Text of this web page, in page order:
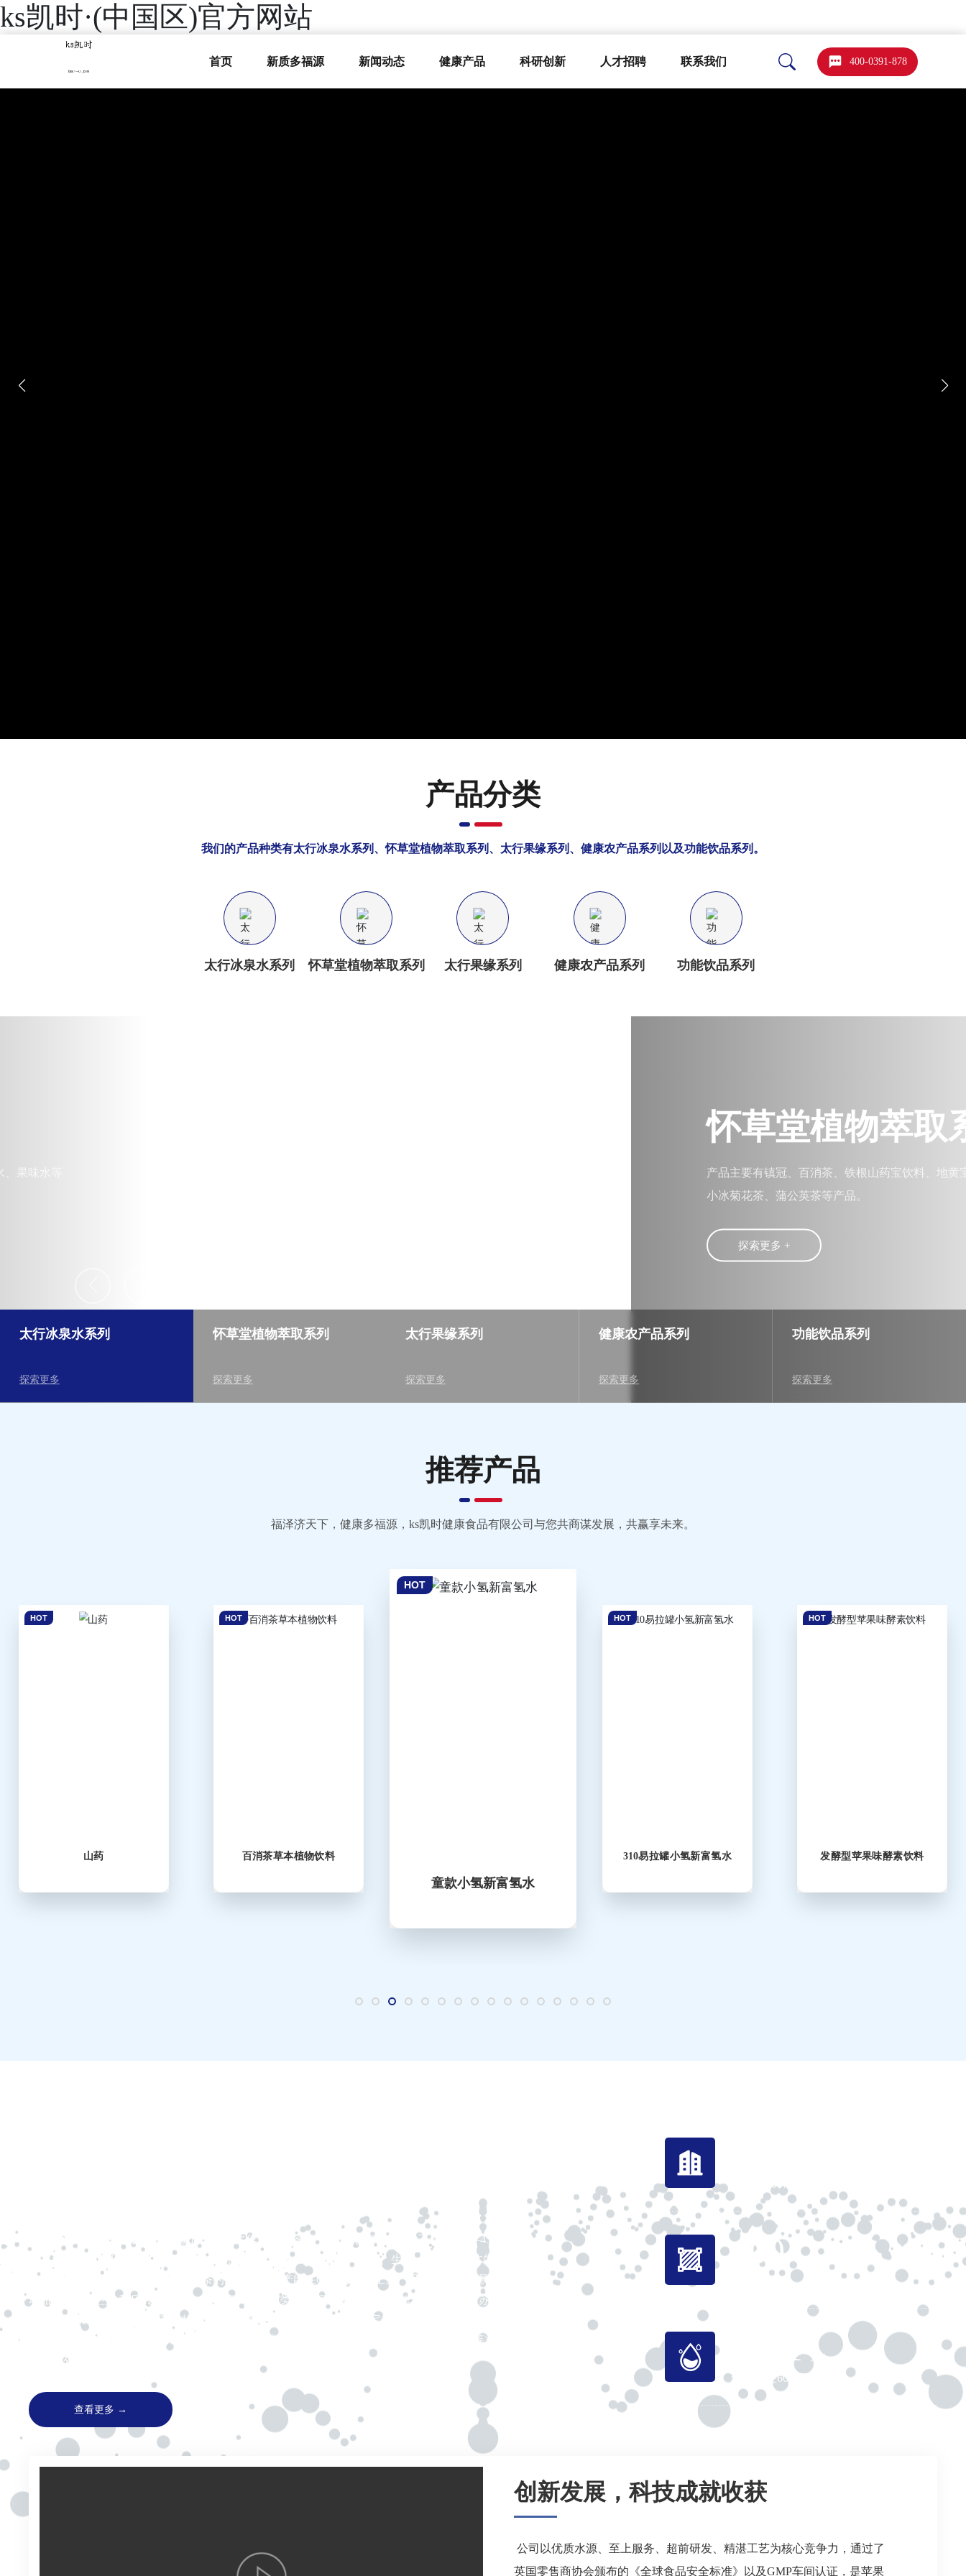
ks凯时·(中国区)官方网站
首页 新质多福源 新闻动态 健康产品 科研创新 人才招聘 联系我们 400-0391-878
产品分类
我们的产品种类有太行冰泉水系列、怀草堂植物萃取系列、太行果缘系列、健康农产品系列以及功能饮品系列。
太行冰泉水系列 怀草堂植物萃取系列 太行果缘系列 健康农产品系列 功能饮品系列
太行冰泉水系列
探索更多
怀草堂植物萃取系列
探索更多
太行果缘系列
探索更多
健康农产品系列
探索更多
功能饮品系列
探索更多
推荐产品
福泽济天下，健康多福源，ks凯时健康食品有限公司与您共商谋发展，共赢享未来。
山药
HOT
百消茶草本植物饮料
HOT
童款小氢新富氢水
HOT
310易拉罐小氢新富氢水
HOT
发酵型苹果味酵素饮料
HOT
ks凯时健康食品有限公司位于豫北小江南焦作市，坐落于中站区北部南太行山下北纬35°—45°世界黄
金水源带上和中华龙脉的交汇点上，占地200亩，是一家集科研、种植、生产、销售于一体的专业化
健康营养食品生产企业，拥有20余条的生产线，年产能在6000万件以上。产品包装形式有易拉罐、玻
璃瓶、PET、利乐砖、桶装、袋装等。产品种类有太行冰泉水(含硒富锶水、富氢水、苏打水、电
解质水、果味水等)、怀草堂植物萃取系列(镇冠、百消茶、铁根山药宝饮料、地黄宝饮料、云台小冰
菊花茶、蒲公英茶等)、太行果缘系列(果酒、果醋、果汁、发酵型果蔬汁、果醋酵素饮料等)、健康农
产品系列(铁棍山药、怀菊花、怀地黄、怀牛膝、怀姜、黄精等)。
查看更多 →
成立于2007年
130 +
3901 万+
年产能在6000万件+
创新发展，科技成就收获
公司以优质水源、至上服务、超前研发、精湛工艺为核心竞争力，通过了
英国零售商协会颁布的《全球食品安全标准》以及GMP车间认证，是苹果